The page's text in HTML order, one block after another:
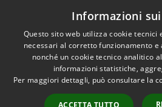
Dichiarazione di accessibilità
Accessibilità
Informazioni
Questo sito web utilizza cookie
necessari al corretto funzionamento e
nonché un cookie tecnico analitico
informazioni statistiche,
Per maggiori dettagli, può consultare la
ACCETTA TUTTO